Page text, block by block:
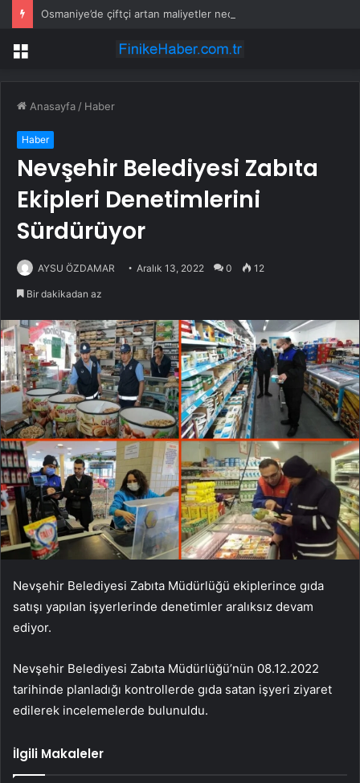
Menü
Anasayfa / Haber
Haber
Nevşehir Belediyesi Zabıta
Ekipleri Denetimlerini
Sürdürüyor
AYSU ÖZDAMAR Aralık 13, 2022 0 12
Bir dakikadan az
Nevşehir Belediyesi Zabıta Müdürlüğü ekiplerince gıda
satışı yapılan işyerlerinde denetimler aralıksız devam
ediyor.
Nevşehir Belediyesi Zabıta Müdürlüğü’nün 08.12.2022
tarihinde planladığı kontrollerde gıda satan işyeri ziyaret
edilerek incelemelerde bulunuldu.
İlgili Makaleler